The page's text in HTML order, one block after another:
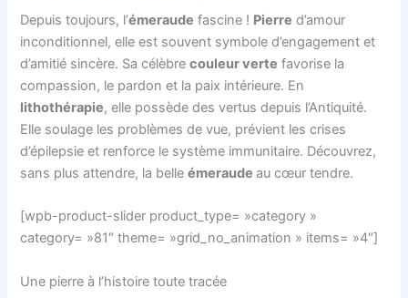
Depuis toujours, l’émeraude fascine ! Pierre d’amour
inconditionnel, elle est souvent symbole d’engagement et
d’amitié sincère. Sa célèbrecouleur verte favorise la
compassion, le pardon et la paix intérieure. En
lithothérapie, elle possède des vertus depuis l’Antiquité.
Elle soulage les problèmes de vue, prévient les crises
d’épilepsie et renforce le système immunitaire. Découvrez,
sans plus attendre, la belleémeraudeau cœur tendre.
[wpb-product-slider product_type= »category »
category= »81″ theme= »grid_no_animation » items= »4″]
Une pierre à l’histoire toute tracée